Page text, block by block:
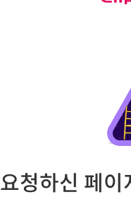
요청하신 페